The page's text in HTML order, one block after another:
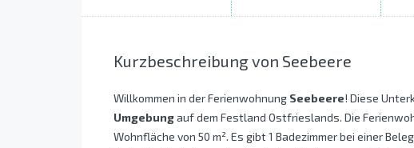
Kurzbeschreibung von Seebeere
Willkommen in der Ferienwohnung Seebeere! Diese
Umgebungauf dem Festland Ostfrieslands. Die
Wohnfläche von 50 m². Es gibt 1 Badezimmer bei einer